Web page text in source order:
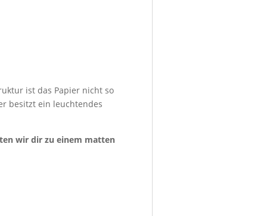
ist das Papier nicht so
besitzt ein leuchtendes
wir dir zu einem matten